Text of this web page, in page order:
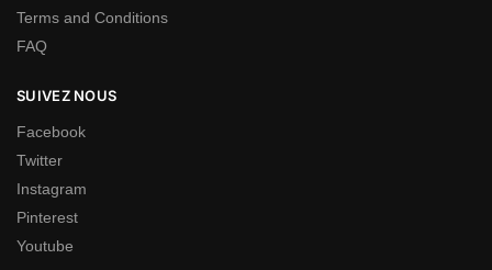
Terms and Conditions
FAQ
SUIVEZ NOUS
Facebook
Twitter
Instagram
Pinterest
Youtube